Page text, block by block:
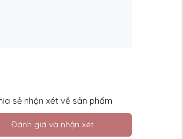
sẻ nhận xét về sản phẩm
Đánh giá và nhận xét